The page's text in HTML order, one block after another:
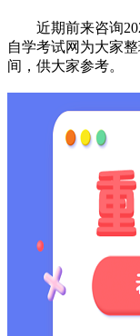
近期前来咨询
自学考试网为大家
间，供大家参考。